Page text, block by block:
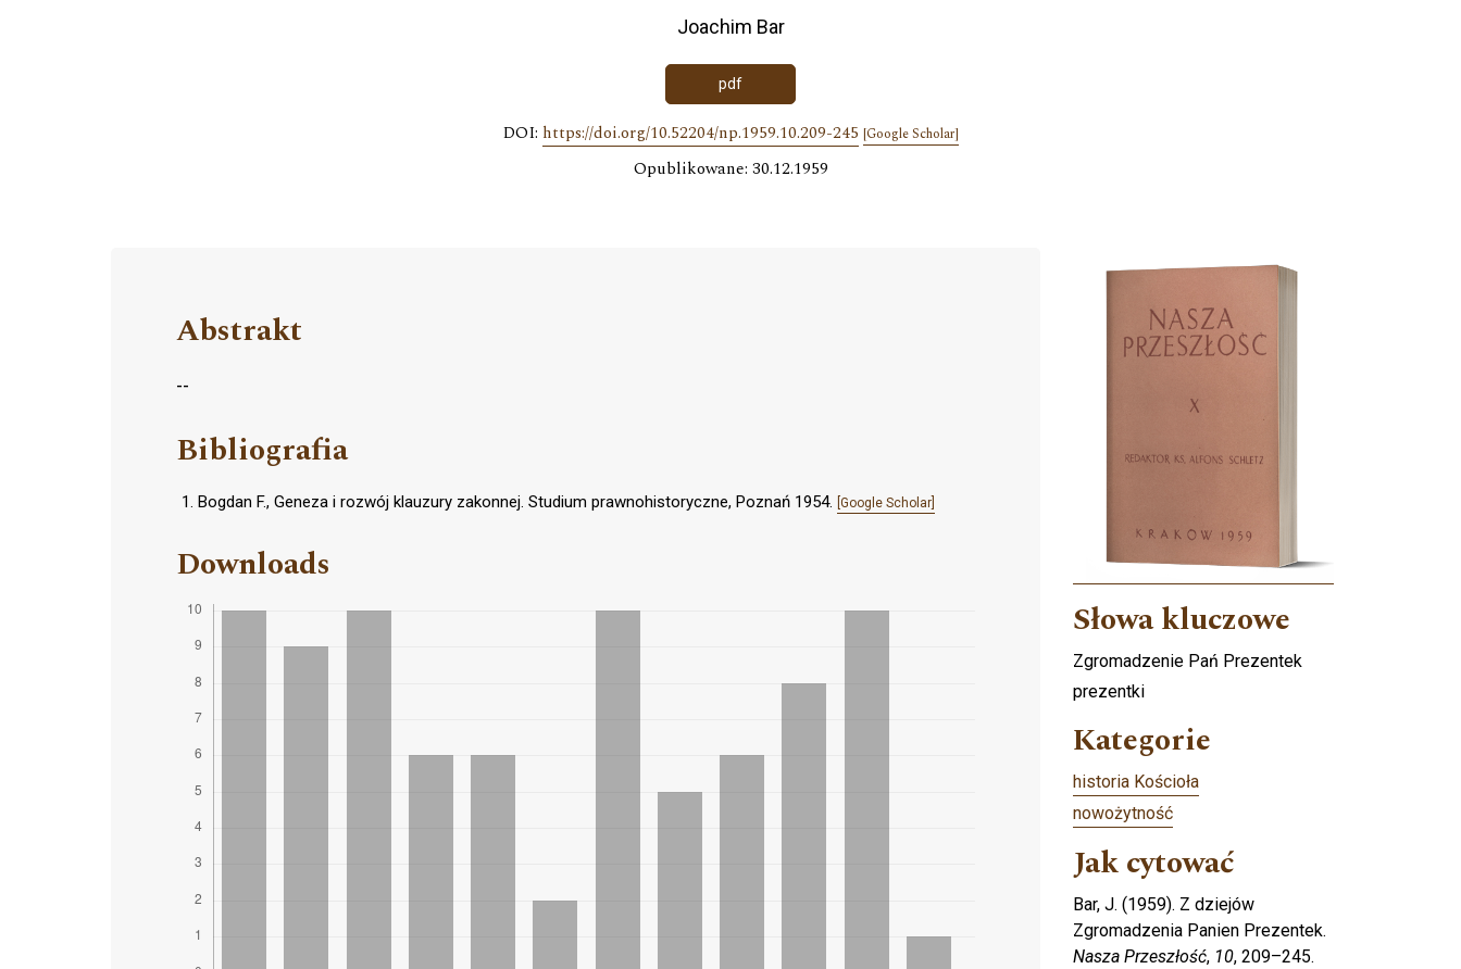
Joachim Bar
pdf
DOI: https://doi.org/10.52204/np.1959.10.209-245 [Google Scholar]
Opublikowane: 30.12.1959
Abstrakt
--
Bibliografia
Bogdan F., Geneza i rozwój klauzury zakonnej. Studium prawnohistoryczne, Poznań 1954. [Google Scholar]
Downloads
Cover image
Słowa kluczowe
Zgromadzenie Pań Prezentek
prezentki
Kategorie
historia Kościoła
nowożytność
Jak cytować
Bar, J. (1959). Z dziejów
Zgromadzenia Panien Prezentek.
Nasza Przeszłość, 10, 209–245.